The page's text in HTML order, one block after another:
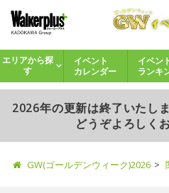
エリアから探
す
イベント
カレンダー
イベン
ランキ
2026年の更新は終了いたし
どうぞよろしく
GW(ゴールデンウィーク)2026